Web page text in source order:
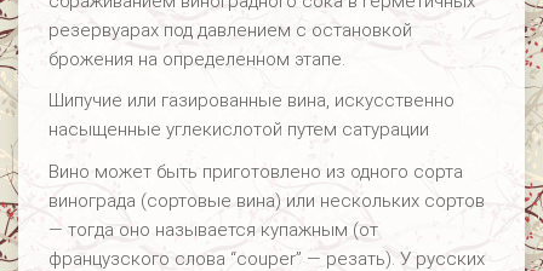
резервуарах под давлением с остановкой
брожения на определенном этапе.
Шипучие или газированные вина, искусственно
насыщенные углекислотой путем сатурации
Вино может быть приготовлено из одного сорта
винограда (сортовые вина) или нескольких сортов
— тогда оно называется купажным (от
французского слова “couper” — резать). У русских